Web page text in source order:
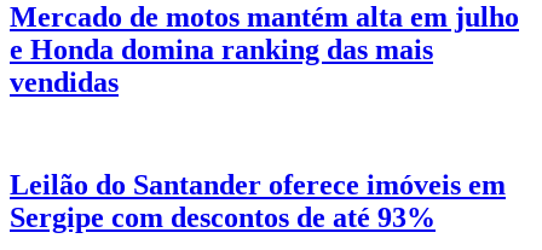
Mercado de motos mantém alta em julho
e Honda domina ranking das mais
vendidas
Leilão do Santander oferece imóveis em
Sergipe com descontos de até 93%